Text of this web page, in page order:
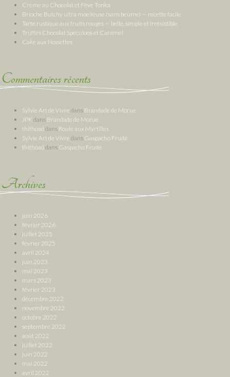
Crème au Chocolat et Fève Tonka
Brioche Butchy ultra moelleuse (sans beurre) — recette facile
Tarte rustique aux fruits rouges — belle, simple et irrésistible
Truffes Chocolat Spéculoos et Caramel
Cake aux Noisettes
Commentaires récents
Sylvie Art de Vivre dans Brandade de Morue
JPK dans Brandade de Morue
thithoad dans Roulé aux Myrtilles
Sylvie Art de Vivre dans Gaspacho Fruité
thithoad dans Gaspacho Fruité
Archives
juin 2026
février 2026
juillet 2025
février 2025
avril 2024
juin 2023
mai 2023
mars 2023
février 2023
décembre 2022
novembre 2022
octobre 2022
septembre 2022
août 2022
juillet 2022
juin 2022
mai 2022
avril 2022